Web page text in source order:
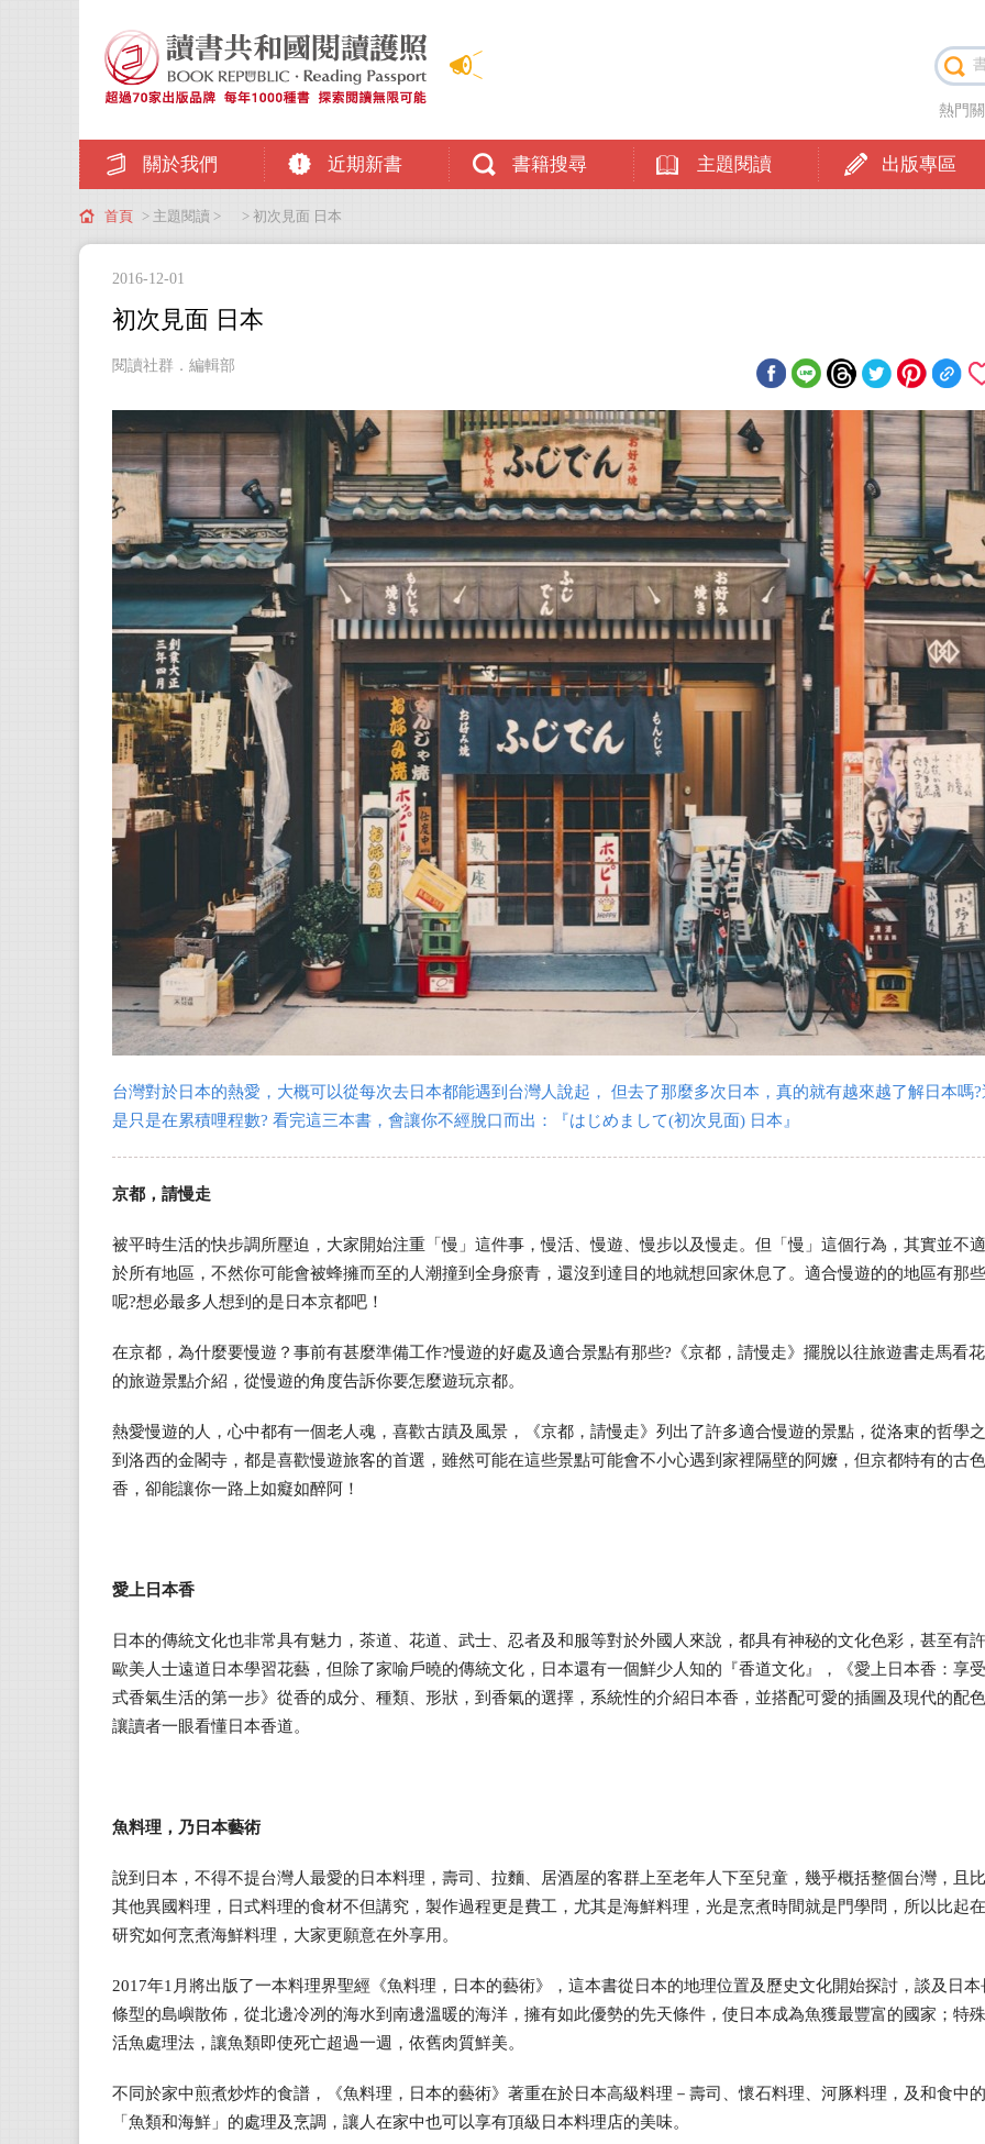
關於我們 近期新書 書籍搜尋 主題閱讀 出版專區
熱門
首頁 > 主題閱讀 > > 初次見面 日本
2016-12-01
初次見面 日本
閱讀社群．編輯部
台灣對於日本的熱愛，大概可以從每次去日本都能遇到台灣人說起， 但去了那麼多次日本，真的就有越來越了解日本嗎?
是只是在累積哩程數? 看完這三本書，會讓你不經脫口而出：『はじめまして(初次見面) 日本』
京都，請慢走
被平時生活的快步調所壓迫，大家開始注重「慢」這件事，慢活、慢遊、慢步以及慢走。但「慢」這個行為，其實並不
於所有地區，不然你可能會被蜂擁而至的人潮撞到全身瘀青，還沒到達目的地就想回家休息了。適合慢遊的的地區有那些
呢?想必最多人想到的是日本京都吧！
在京都，為什麼要慢遊？事前有甚麼準備工作?慢遊的好處及適合景點有那些?《京都，請慢走》擺脫以往旅遊書走馬看
的旅遊景點介紹，從慢遊的角度告訴你要怎麼遊玩京都。
熱愛慢遊的人，心中都有一個老人魂，喜歡古蹟及風景，《京都，請慢走》列出了許多適合慢遊的景點，從洛東的哲學
到洛西的金閣寺，都是喜歡慢遊旅客的首選，雖然可能在這些景點可能會不小心遇到家裡隔壁的阿嬤，但京都特有的古
香，卻能讓你一路上如癡如醉阿！
愛上日本香
日本的傳統文化也非常具有魅力，茶道、花道、武士、忍者及和服等對於外國人來說，都具有神秘的文化色彩，甚至有
歐美人士遠道日本學習花藝，但除了家喻戶曉的傳統文化，日本還有一個鮮少人知的『香道文化』，《愛上日本香：享
式香氣生活的第一步》從香的成分、種類、形狀，到香氣的選擇，系統性的介紹日本香，並搭配可愛的插圖及現代的配
讓讀者一眼看懂日本香道。
魚料理，乃日本藝術
說到日本，不得不提台灣人最愛的日本料理，壽司、拉麵、居酒屋的客群上至老年人下至兒童，幾乎概括整個台灣，且
其他異國料理，日式料理的食材不但講究，製作過程更是費工，尤其是海鮮料理，光是烹煮時間就是門學問，所以比起
研究如何烹煮海鮮料理，大家更願意在外享用。
2017年1月將出版了一本料理界聖經《魚料理，日本的藝術》，這本書從日本的地理位置及歷史文化開始探討，談及日本
條型的島嶼散佈，從北邊冷冽的海水到南邊溫暖的海洋，擁有如此優勢的先天條件，使日本成為魚獲最豐富的國家；特
活魚處理法，讓魚類即使死亡超過一週，依舊肉質鮮美。
不同於家中煎煮炒炸的食譜，《魚料理，日本的藝術》著重在於日本高級料理－壽司、懷石料理、河豚料理，及和食中的
「魚類和海鮮」的處理及烹調，讓人在家中也可以享有頂級日本料理店的美味。